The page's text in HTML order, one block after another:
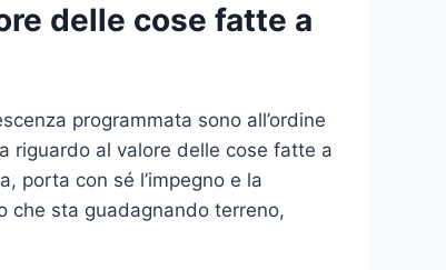
delle cose fatte a
programmata sono all’ordine
riguardo al valore delle cose fatte a
porta con sé l’impegno e la
che sta guadagnando terreno,